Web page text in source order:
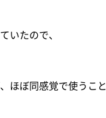
いたので、
ほぼ同感覚で使うこと